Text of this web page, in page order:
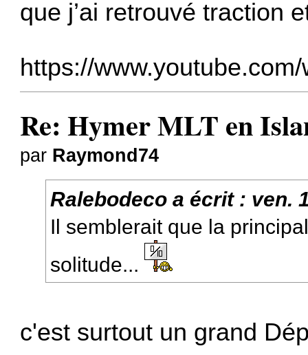
que j’ai retrouvé traction
https://
Re: Hymer MLT en
par Raymond74
Ralebodeco a écrit : ven.
Il semblerait que la
solitude...
c'est surtout un grand